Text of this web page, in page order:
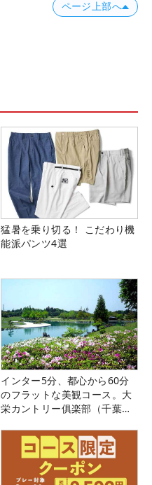
ページ上部へ
猛暑を乗り切る！ こだわり機
能派パンツ4選
インター5分、都心から60分
のフラットな美観コース。大
栄カントリー俱楽部（千葉